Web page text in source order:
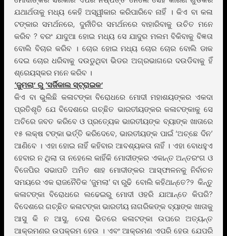
ଯଥାର୍ଥତାକୁ ମଧ୍ୟ କେହି ଅସ୍ୱୀକାର କରିପାରିବେ ନାହିଁ । କିଏ ବା କଳା
ଟଙ୍କାର ସମର୍ଥନରେ, ଦୁର୍ନୀତିର ସମର୍ଥନରେ ବାହାରିବାକୁ ଉଚିତ ମନେ
କରିବ ? ବରଂ ଯାଦୁଆ ହୋଇ ମଧ୍ୟ ସେ ଯାଦୁର ମଲମ ବିକିବାକୁ ବିଜ୍ଞତା
ବୋଲି ବିଚାର କରିବ । ଚୋର ହୋଇ ମଧ୍ୟ ଚୋର ଚୋର ବୋଲି ଡାକ
ଦେଇ ଚୋର ଧରିବାକୁ ଦଉଡୁଥିବା ଭିଡର ଅଗ୍ରଭାଗରେ ଦଉଡିବାକୁ ହିଁ
ଶ୍ରେୟସ୍କର ମନେ କରିବ ।
‘ଜୁମଲା’ ରୁ ‘ସର୍ଜିକାଲ ସ୍ଟ୍ରାଇକ’
କିଏ ବା ଭୁଲିଛି କଳାଟଙ୍କା ବିରୋଧରେ ମୋଦୀ ମହାଶୟଙ୍କର ଏକଦା
ପ୍ରତିଶୃତି ଯେ ବିଦେଶରେ ଗଚ୍ଛିତ ଭାରତୀୟଙ୍କର କଳାଟଙ୍କାକୁ ସେ
ଅଚିରେ ଜବତ କରିବେ ଓ ପ୍ରତ୍ୟେକ ଭାରତୀୟଙ୍କ ବ୍ୟାଙ୍କ ଖାତାରେ
୧୫ ଲକ୍ଷ ଟଙ୍କା ଭର୍ତ୍ତି କରିଦେବେ, ଭାରତୀୟଙ୍କ ପାଇଁ ‘ଅଚ୍ଛେ ଦିନ’
ଆଣିବେ । ଏହା ହୋଇ ନାହିଁ କହିବାର ଆବଶ୍ୟକତା ନାହିଁ । ଏହା ବୋଧହୁଏ
ହେବାର ନ ଥିଲା ତା ନହେଲେ କାହିଁକି ମୋଦୀଙ୍କର ଏକାନ୍ତ ଅନ୍ତରଂଗ ଓ
ବିଜେପିର ସଭାପତି ଅମିତ ଶାହ ମୋଦୀଙ୍କର ଆସ୍ଫାଳନକୁ ନିର୍ବାଚନ
ସମୟରେ ଏକ ରାଜନୈତିକ ‘ଜୁମଲା’ ବା ରୁଢି ବୋଲି କହିଥାନ୍ତେ?୨ କିନ୍ତୁ
କଳାଟଙ୍କା ବିରୋଧରେ ଲଢେଇରୁ ମୋଦୀ ଓହରି ଯାଆନ୍ତେ କିପରି?
ବିଦେଶରେ ଗଚ୍ଛିତ କଳାଟଙ୍କା ଭାରତୀୟ ନାଗରିକଙ୍କ ବ୍ୟାଙ୍କ ଖାତାକୁ
ଆସୁ କି ନ ଆସୁ, ଦେଶ ଭିତରେ କଳାଟଙ୍କା ଉପରେ ଅତ୍ୟନ୍ତ
ଆକ୍ରମଣର ଉପକ୍ରମ ହେଉ । ଏବଂ ଆକ୍ରମଣ ଏପରି ହେଉ ଯେପରି